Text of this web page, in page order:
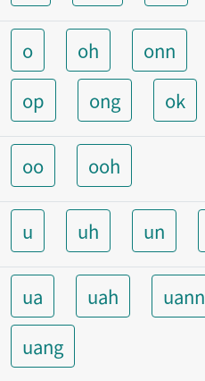
o oh onn
op
ong ok
oo ooh
u uh un
ua uah uann
uang